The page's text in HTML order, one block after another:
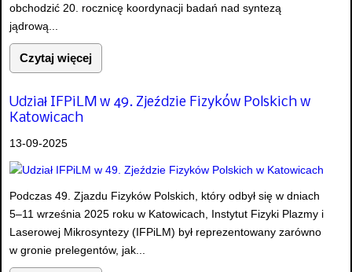
obchodzić 20. rocznicę koordynacji badań nad syntezą
jądrową...
Czytaj więcej
Udział IFPiLM w 49. Zjeździe Fizyków Polskich w
Katowicach
13-09-2025
Podczas 49. Zjazdu Fizyków Polskich, który odbył się w dniach
5–11 września 2025 roku w Katowicach, Instytut Fizyki Plazmy i
Laserowej Mikrosyntezy (IFPiLM) był reprezentowany zarówno
w gronie prelegentów, jak...